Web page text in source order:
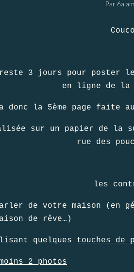
Par
3 jours pour poster
en ligne de
donc la 5ème page faite
sur un papier de la
rue des
les
de votre maison (en
de rêve…)
quelques touches de
2 photos